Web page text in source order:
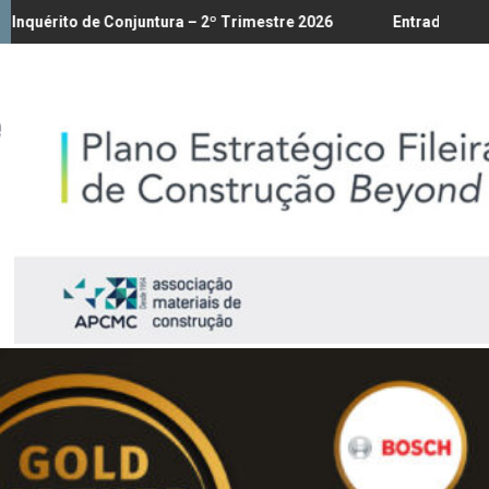
até 18/8– 2º Trimestre 2026 Entrada em vigor da